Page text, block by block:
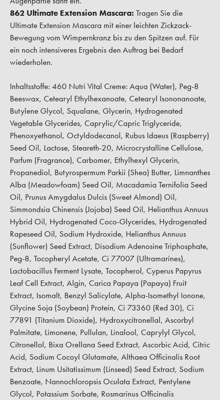
862 Ultimate Extension Mascara: Tragen Sie die
Ultimate Extension Mascara mit einer leichten Zickzack-
Bewegung vom Wimpernkranz bis zu den Spitzen auf. Für
ein noch intensiveres Ergebnis den Auftrag bei Bedarf
wiederholen.
Inhaltsstoffe: 460 Nutri Vital Creme: Aqua (Water), Peg-8
Beeswax, Cetearyl Ethylhexanoate, Cetearyl Isononanoate,
Butylene Glycol, Squalane, Glycerin, Hydrogenated
Vegetable Glycerides, Caprylic/Capric Triglyceride,
Phenoxyethanol, Octyldodecanol, Rubus Idaeus (Raspberry)
Seed Oil, Lactose, Steareth-20, Microcrystalline Cellulose,
Parfum (Fragrance), Carbomer, Ethylhexyl Glycerin,
Propanediol, Butyrospermum Parkii (Shea) Butter, Limnanthes
Alba (Meadowfoam) Seed Oil, Macadamia Ternifolia Seed
Oil, Prunus Amygdalus Dulcis (Sweet Almond) Oil,
Simmondsia Chinensis (Jojoba) Seed Oil, Helianthus Annuus
Hybrid Oil, Hydrogenated Coco-Glycerides, Hydrogenated
Rapeseed Oil, Sodium Hydroxide, Helianthus Annuus
(Sunflower) Seed Extract, Disodium Adenosine Triphosphate,
Peg-8, Tocopheryl Acetate, Ci 77007 (Ultramarines),
Lactobacillus Ferment Lysate, Tocopherol, Cyperus Papyrus
Leaf Cell Extract, Algin, Carica Papaya (Papaya) Fruit
Extract, Isomalt, Benzyl Salicylate, Alpha-Isomethyl Ionone,
Glycine Soja (Soybean) Protein, Ci 73360 (Red 30), Ci
77891 (Titanium Dioxide), Hydroxycitronellal, Ascorbyl
Palmitate, Limonene, Pullulan, Linalool, Caprylyl Glycol,
Citronellol, Bixa Orellana Seed Extract, Ascorbic Acid, Citric
Acid, Sodium Cocoyl Glutamate, Althaea Officinalis Root
Extract, Linum Usitatissimum (Linseed) Seed Extract, Sodium
Benzoate, Nannochloropsis Oculata Extract, Pentylene
Glycol, Potassium Sorbate, Rosmarinus Officinalis